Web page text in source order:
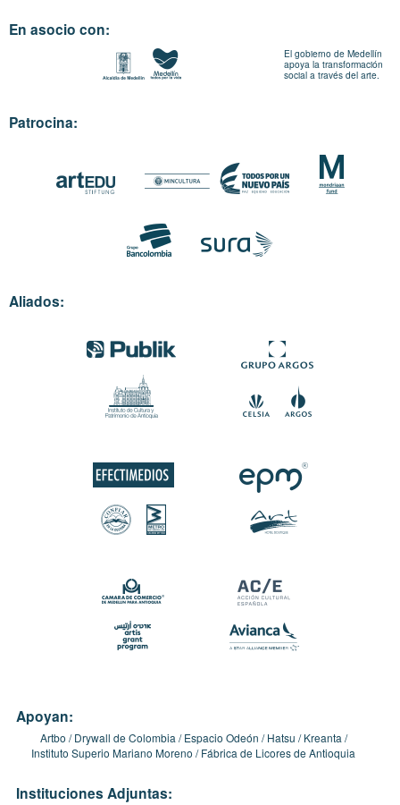
En asocio con:
El gobierno de Medellín
apoya la transformación
social a través del arte.
Patrocina:
Aliados:
Apoyan:
Artbo Drywall de Colombia Espacio Odeón Hatsu
Kreanta
Instituto Superio Mariano Moreno
Fábrica de Licores de Antioquia
Instituciones Adjuntas: